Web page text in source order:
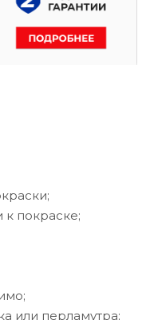
к покраске;
или перламутра;